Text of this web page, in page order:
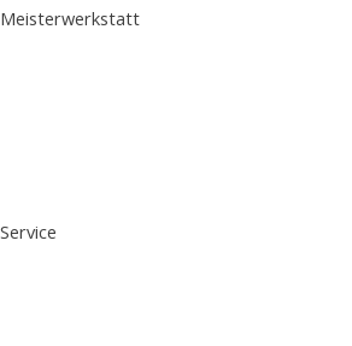
Meisterwerkstatt
Service